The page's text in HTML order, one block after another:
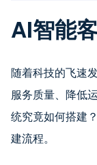
AI智能
随着科技的飞速
服务质量、降低
统究竟如何搭建
建流程。